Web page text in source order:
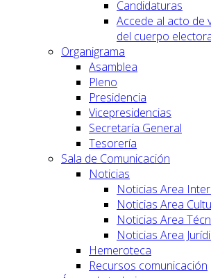
Candidaturas
Accede al acto de
del cuerpo
Organigrama
Asamblea
Pleno
Presidencia
Vicepresidencias
Secretaría General
Tesorería
Sala de Comunicación
Noticias
Noticias Area
Noticias Area
Noticias Area
Noticias Area
Hemeroteca
Recursos comunicación